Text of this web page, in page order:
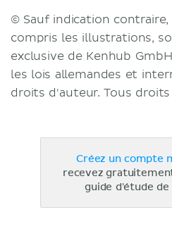
© Sauf indication
compris les illustrations,
exclusive de Kenhub
les lois allemandes et
droits d'auteur. Tous droits
Créez un compte
recevez
guide d'étude